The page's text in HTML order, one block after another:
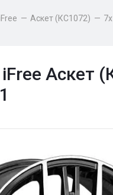
iFree — Аскет (КС1072) —
Аскет